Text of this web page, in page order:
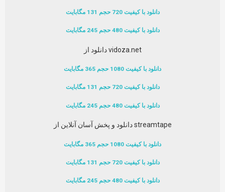
دانلود با کیفیت 720 حجم 131 مگابایت
دانلود با کیفیت 480 حجم 245 مگابایت
دانلود از vidoza.net
دانلود با کیفیت 1080 حجم 365 مگابایت
دانلود با کیفیت 720 حجم 131 مگابایت
دانلود با کیفیت 480 حجم 245 مگابایت
دانلود و پخش آسان آنلاین از streamtape
دانلود با کیفیت 1080 حجم 365 مگابایت
دانلود با کیفیت 720 حجم 131 مگابایت
دانلود با کیفیت 480 حجم 245 مگابایت